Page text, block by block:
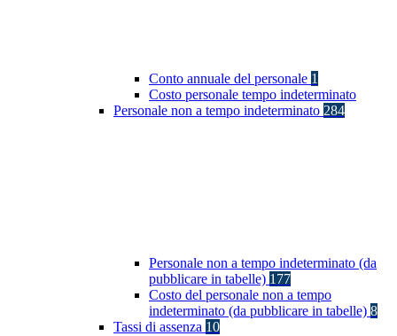
Conto annuale del personale 1
Costo personale tempo indeterminato
Personale non a tempo indeterminato 284
Personale non a tempo indeterminato (da
pubblicare in tabelle) 177
Costo del personale non a tempo
indeterminato (da pubblicare in tabelle) 8
Tassi di assenza 10